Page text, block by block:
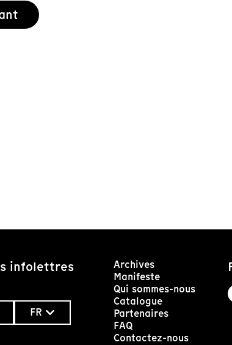
infolettres
FR
Archives
Manifeste
Qui sommes-nous
Catalogue
Partenaires
FAQ
Contactez-nous